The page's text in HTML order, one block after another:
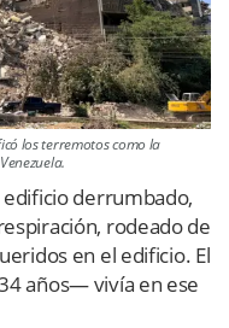
los terremotos como la
derrumbado,
rodeado de
en el edificio. El
años— vivía en ese